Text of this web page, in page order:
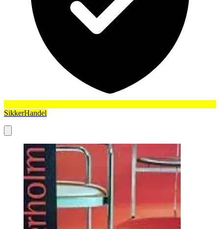
SikkerHandel